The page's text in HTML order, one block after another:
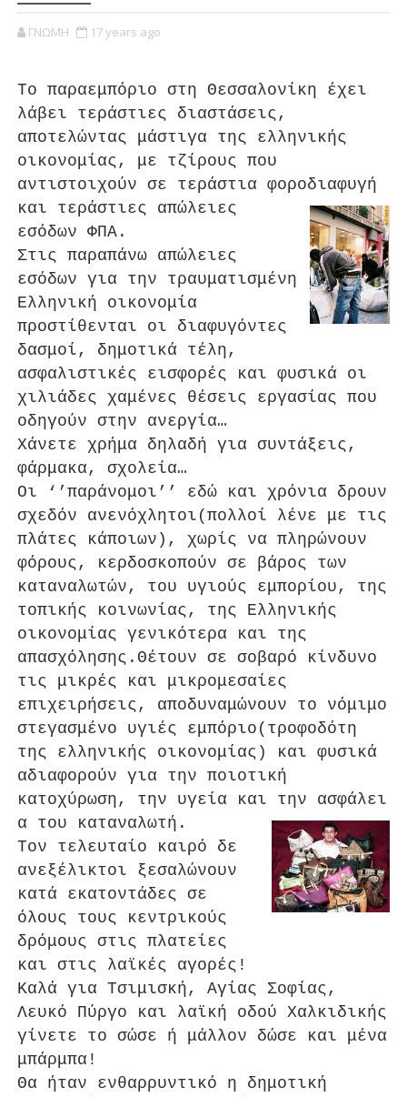
ΓΝΩΜΗ 17 years ago
Το παραεμπόριο στη Θεσσαλονίκη έχει
λάβει τεράστιες διαστάσεις,
αποτελώντας μάστιγα της ελληνικής
οικονομίας, με τζίρους που
αντιστοιχούν σε τεράστια φοροδιαφυγή
και τεράστιες απώλειες
εσόδων ΦΠΑ.
Στις παραπάνω απώλειες
εσόδων για την τραυματισμένη
Ελληνική οικονομία
προστίθενται οι διαφυγόντες
δασμοί, δημοτικά τέλη,
ασφαλιστικές εισφορές και φυσικά οι
χιλιάδες χαμένες θέσεις εργασίας που
οδηγούν στην ανεργία…
Χάνετε χρήμα δηλαδή για συντάξεις,
φάρμακα, σχολεία…
Οι ‘’παράνομοι’’ εδώ και χρόνια δρουν
σχεδόν ανενόχλητοι(πολλοί λένε με τις
πλάτες κάποιων), χωρίς να πληρώνουν
φόρους, κερδοσκοπούν σε βάρος των
καταναλωτών, του υγιούς εμπορίου, της
τοπικής κοινωνίας, της Ελληνικής
οικονομίας γενικότερα και της
απασχόλησης.Θέτουν σε σοβαρό κίνδυνο
τις μικρές και μικρομεσαίες
επιχειρήσεις, αποδυναμώνουν το νόμιμο
στεγασμένο υγιές εμπόριο(τροφοδότη
της ελληνικής οικονομίας) και φυσικά
αδιαφορούν για την ποιοτική
κατοχύρωση, την υγεία και την ασφάλει
α του καταναλωτή.
Τον τελευταίο καιρό δε
ανεξέλικτοι ξεσαλώνουν
κατά εκατοντάδες σε
όλους τους κεντρικούς
δρόμους στις πλατείες
και στις λαϊκές αγορές!
Καλά για Τσιμισκή, Αγίας Σοφίας,
Λευκό Πύργο και λαϊκή οδού Χαλκιδικής
γίνετε το σώσε ή μάλλον δώσε και μένα
μπάρμπα!
Θα ήταν ενθαρρυντικό η δημοτική